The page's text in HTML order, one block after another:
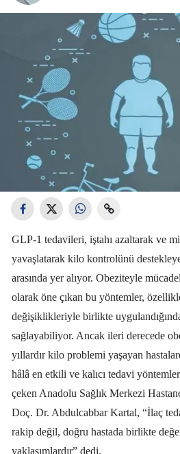
GLP-1 tedavileri, iştahı azaltarak ve
yavaşlatarak kilo kontrolünü
arasında yer alıyor. Obeziteyle
olarak öne çıkan bu yöntemler,
değişiklikleriyle birlikte
sağlayabiliyor. Ancak ileri derecede
yıllardır kilo problemi yaşayan
hâlâ en etkili ve kalıcı tedavi
çeken Anadolu Sağlık Merkezi
Doç. Dr. Abdulcabbar Kartal, “İlaç
rakip değil, doğru hastada birlikte
yaklaşımlardır” dedi.